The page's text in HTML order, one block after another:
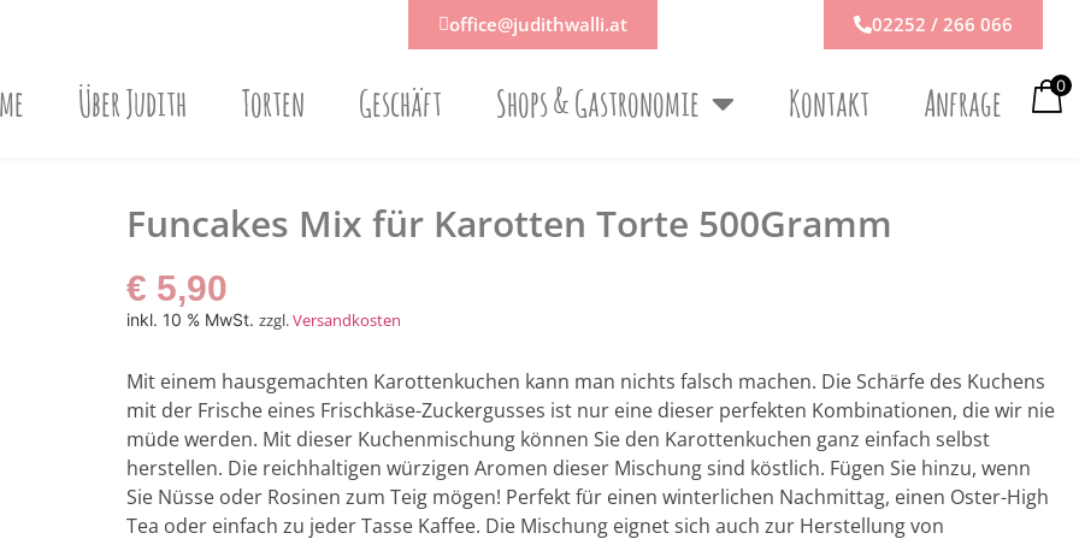
office@judithwalli.at 02252 / 266 066
Über Judith Torten Geschäft Shops & Gastronomie Kontakt Anfrage 0
Funcakes Mix für Karotten Torte 500Gramm
€ 5,90
inkl. 10 % MwSt. zzgl.Versandkosten
Mit einem hausgemachten Karottenkuchen kann man nichts falsch machen. Die Schärfe des Kuchens
mit der Frische eines Frischkäse-Zuckergusses ist nur eine dieser perfekten Kombinationen, die wir nie
müde werden. Mit dieser Kuchenmischung können Sie den Karottenkuchen ganz einfach selbst
herstellen. Die reichhaltigen würzigen Aromen dieser Mischung sind köstlich. Fügen Sie hinzu, wenn
Sie Nüsse oder Rosinen zum Teig mögen! Perfekt für einen winterlichen Nachmittag, einen Oster-High
Tea oder einfach zu jeder Tasse Kaffee. Die Mischung eignet sich auch zur Herstellung von